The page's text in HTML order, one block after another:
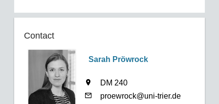
Contact
Sarah Pröwrock
DM 240
proewrock@uni-trier.de